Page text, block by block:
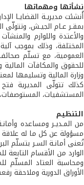
نشأتها ومهماتها
بمقـر عـام الجيـش، وتتولّى
والأعتدة واللوازم
العمومية، مع تسلّم صحائف
للحقوق والمكافآت
وزارة المالية وتسليمها
كذلك تتولّى المديرية
المستشفيات،
التنظيـم
من المـديـر ومساعده
مسؤولة عن كل ما له علاقة
تُعنى أمانـة السـر بتسلّم
الوارد من الأقسام التابعة
ومحاسبة العتاد المسلّم
الأوراق الدورية وملاحقة